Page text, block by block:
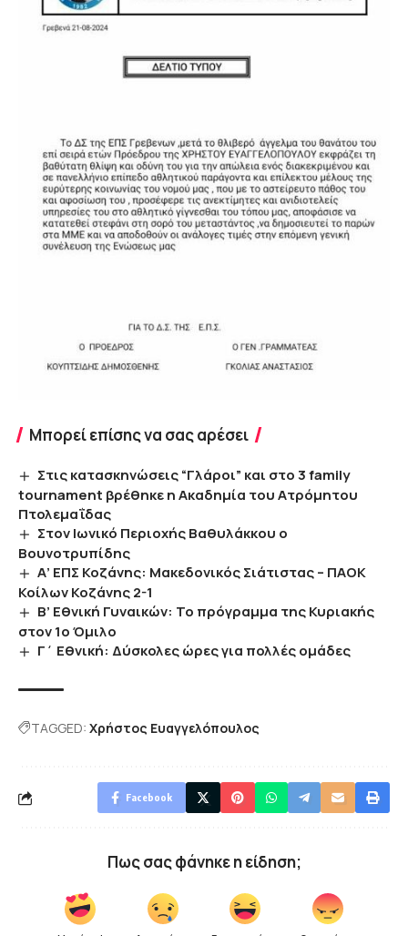
Μπορεί επίσης να σας αρέσει
Στις κατασκηνώσεις “Γλάροι” και στο 3 family
tournament βρέθηκε η Ακαδημία του Ατρόμητου
Πτολεμαΐδας
Στον Ιωνικό Περιοχής Βαθυλάκκου ο
Βουνοτρυπίδης
Α’ ΕΠΣ Κοζάνης: Μακεδονικός Σιάτιστας – ΠΑΟΚ
Κοίλων Κοζάνης 2-1
Β’ Εθνική Γυναικών: Το πρόγραμμα της Κυριακής
στον 1ο Όμιλο
Γ΄ Εθνική: Δύσκολες ώρες για πολλές ομάδες
TAGGED: Χρήστος Ευαγγελόπουλος
Facebook
Πως σας φάνηκε η είδηση;